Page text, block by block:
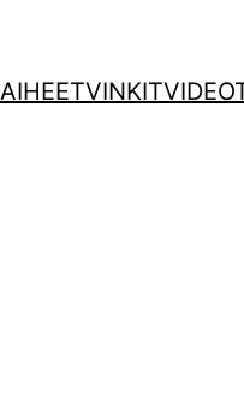
AIHEETVINKIT